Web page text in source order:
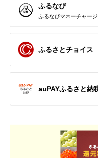
ふるなび
ふるなびマネーチャージ
ふるさとチョイス
auPAYふるさと納